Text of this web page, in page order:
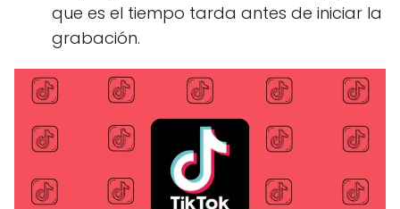
que es el tiempo tarda antes de iniciar la
grabación.